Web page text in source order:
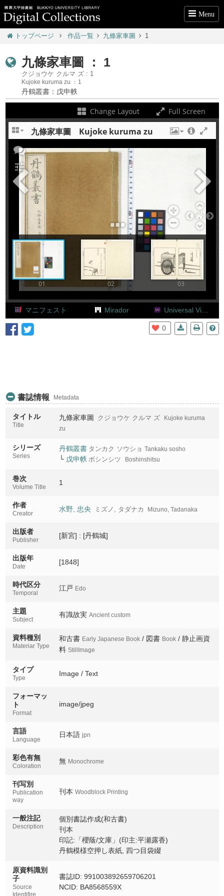
Menu
トップページ 作品一覧 九條家車圖 1
九條家車圖 ： 1
クジョウケ クルマ ズ : 1
Kujoke kuruma zu ：1
丹鶴叢書：戊申帙
Change Layout Full Screen
+
Add Item
九條家車圖 Kujoke kuruma zu
01 02 03
tune
マニフェスト Mirador Universal Viewer
0
書誌情報 Metadata
タイトル
Title
九條家車圖 クジョウケ クルマ ズ
Kujoke kuruma
zu
シリーズ
Series
丹鶴叢書 タンカク ソウショ Tankaku sosho
└ 戊申帙 ボシンシツ Boshinshitsu
巻次
Volume Title
1
作者
Creator
水野, 忠央 ミズノ, タダナカ Mizuno, Tadanaka
出版者
Publisher
[新宮] : [丹鶴城]
出版年
Date
[1848]
時代区分
Temporal
江戸 Edo
主題
Subject
有識故実 Ancient custom
資料種別
Materiar Type
和古書 Early Japanese Book/ 図書 Book/ 静止画資
料 StillImage
タイプ
Type
Image / Text
フォーマッ
ト
Format
image/jpeg
言語
Language
日本語 jpn
彩色有無
Coloration
無 Monochrome
刊写別
Publication
way
刊本 Woodblock Printing
一般注記
Description
個別書誌作成(和古書)
刊本
印記:「櫻蔭/文庫」(印主:平瀬露香)
丹鶴模様空押し表紙, 四つ目袋綴
原資料識別
子
Source
書誌ID: 991003892659706201
NCID: BA8568559X